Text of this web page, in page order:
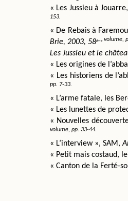
« Les Jussieu à
153.
« De Rebais à
Brie, 2003, 58ème volume,
Les Jussieu et le
« Les origines de
« Les historiens de
pp. 7-33.
« L’arme fatale, les
« Les lunettes de
« Nouvelles
volume, pp. 33-44.
« L’interview », SAM,
« Petit mais costaud,
« Canton de la Ferté-